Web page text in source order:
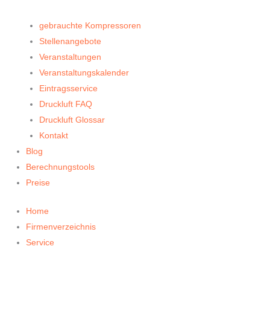
gebrauchte Kompressoren
Stellenangebote
Veranstaltungen
Veranstaltungskalender
Eintragsservice
Druckluft FAQ
Druckluft Glossar
Kontakt
Blog
Berechnungstools
Preise
Home
Firmenverzeichnis
Service